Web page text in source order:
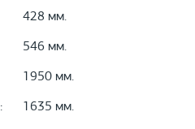
428 мм.
546 мм.
1950 мм.
1635 мм.